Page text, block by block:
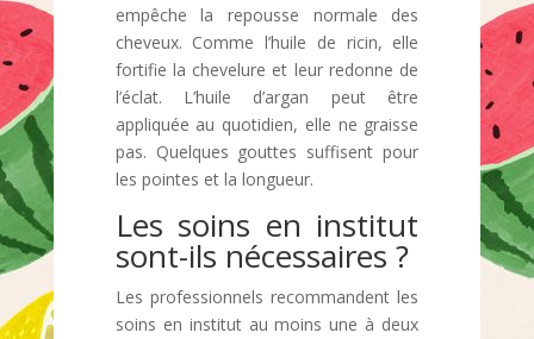
empêche la repousse normale des
cheveux. Comme l’huile de ricin, elle
fortifie la chevelure et leur redonne de
l’éclat. L’huile d’argan peut être
appliquée au quotidien, elle ne graisse
pas. Quelques gouttes suffisent pour
les pointes et la longueur.
Les soins en institut
sont-ils nécessaires ?
Les professionnels recommandent les
soins en institut au moins une à deux